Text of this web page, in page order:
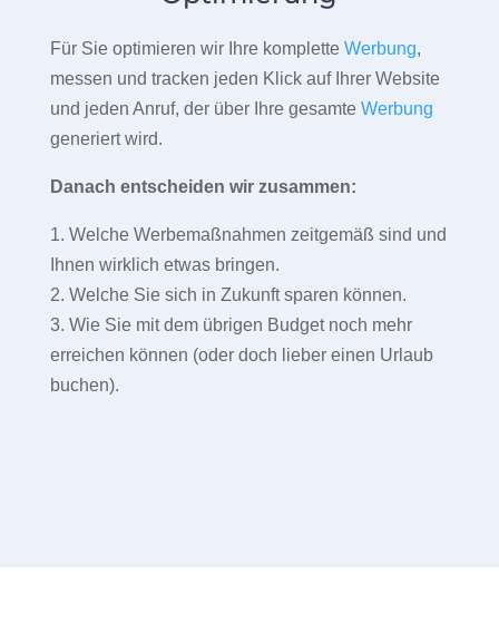
Für Sie optimieren wir Ihre komplette Werbung,
messen und tracken jeden Klick auf Ihrer Website
und jeden Anruf, der über Ihre gesamte Werbung
generiert wird.
Danach entscheiden wir zusammen:
1. Welche Werbemaßnahmen zeitgemäß sind und
Ihnen wirklich etwas bringen.
2. Welche Sie sich in Zukunft sparen können.
3. Wie Sie mit dem übrigen Budget noch mehr
erreichen können (oder doch lieber einen Urlaub
buchen).